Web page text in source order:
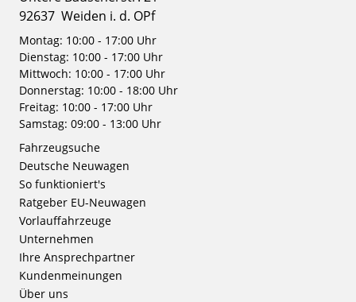
92637 Weiden i. d. OPf
Montag: 10:00 - 17:00 Uhr
Dienstag: 10:00 - 17:00 Uhr
Mittwoch: 10:00 - 17:00 Uhr
Donnerstag: 10:00 - 18:00 Uhr
Freitag: 10:00 - 17:00 Uhr
Samstag: 09:00 - 13:00 Uhr
Fahrzeugsuche
Deutsche Neuwagen
So funktioniert's
Ratgeber EU-Neuwagen
Vorlauffahrzeuge
Unternehmen
Ihre Ansprechpartner
Kundenmeinungen
Über uns